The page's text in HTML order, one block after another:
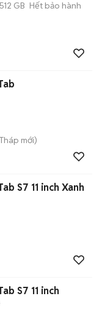
512 GB Hết bảo hành
mới)
S7 11 inch Xanh
S7 11 inch